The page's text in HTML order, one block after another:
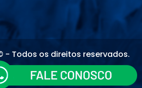
- Todos os direitos reservados.